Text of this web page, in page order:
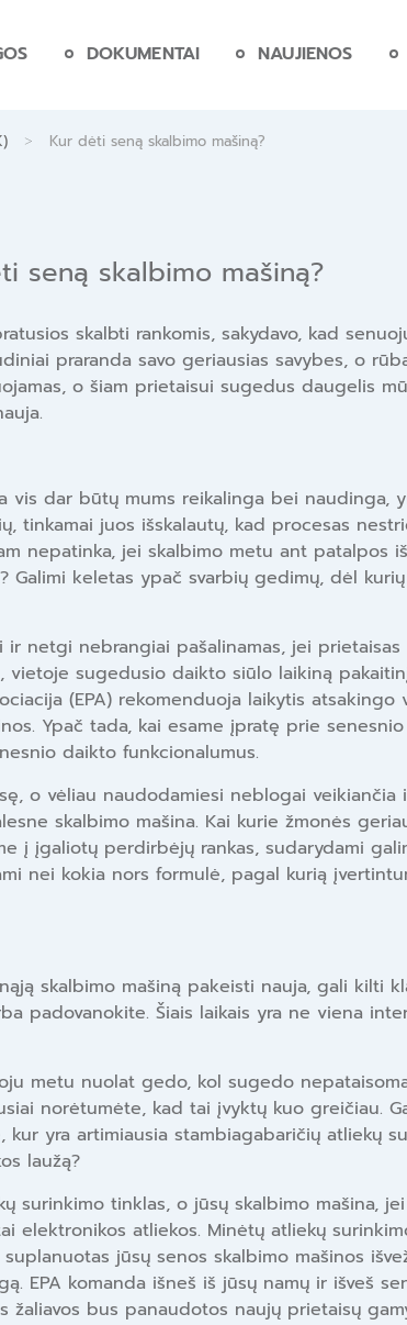
DOKUMENTAI NAUJIENOS
> Kur dėti seną skalbimo mašiną?
seną skalbimo mašiną?
skalbti rankomis, sakydavo, kad
praranda savo geriausias savybes, o
o šiam prietaisui sugedus daugelis
dar būtų mums reikalinga bei naudinga,
tinkamai juos išskalautų, kad procesas
nepatinka, jei skalbimo metu ant patalpos
keletas ypač svarbių gedimų, dėl
netgi nebrangiai pašalinamas, jei
sugedusio daikto siūlo laikiną
(EPA) rekomenduoja laikytis
Ypač tada, kai esame įpratę prie
daikto funkcionalumus.
o vėliau naudodamiesi neblogai
skalbimo mašina. Kai kurie žmonės
įgaliotų perdirbėjų rankas, sudarydami
nei kokia nors formulė, pagal kurią
skalbimo mašiną pakeisti nauja, gali kilti
padovanokite. Šiais laikais yra ne viena
metu nuolat gedo, kol sugedo
norėtumėte, kad tai įvyktų kuo greičiau.
yra artimiausia stambiagabaričių atliekų
laužą?
surinkimo tinklas, o jūsų skalbimo mašina,
elektronikos atliekos. Minėtų atliekų
jūsų senos skalbimo mašinos
EPA komanda išneš iš jūsų namų ir išveš
bus panaudotos naujų prietaisų